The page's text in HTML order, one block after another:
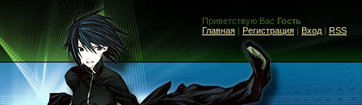
Приветствую Вас Гость
Главная | Регистрация | Вход | RSS